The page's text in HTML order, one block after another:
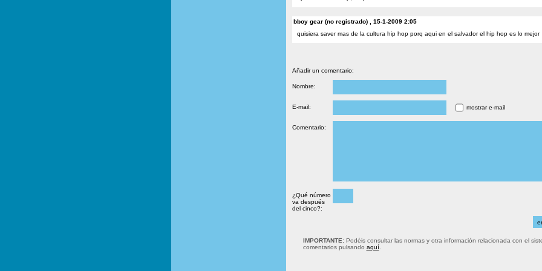
bboy gear (no registrado) , 15-1-2009 2:05
quisiera saver mas de la cultura hip hop porq aqui en el salvador el hip hop es lo mejor
Añadir un comentario:
Nombre:
E-mail: mostrar e-mail
Comentario:
¿Qué número
va después
del cinco?:
IMPORTANTE:Podéis consultar las normas y otra información relacionada con el
comentarios pulsando aquí.